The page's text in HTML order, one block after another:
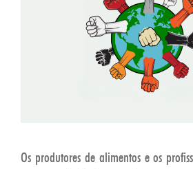
Os produtores de alimentos e os